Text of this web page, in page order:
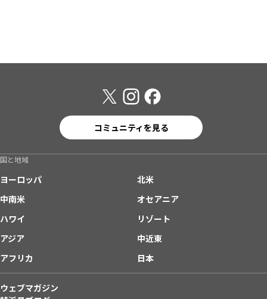
コミュニティを見る
国と地域
ヨーロッパ
北米
中南米
オセアニア
ハワイ
リゾート
アジア
中近東
アフリカ
日本
ウェブマガジン